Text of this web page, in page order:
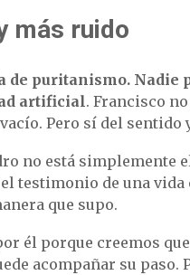
más ruido
de puritanismo. Nadie
artificial. Francisco
Pero sí del sentido
no está simplemente
el testimonio de una vida
que supo.
él porque creemos
acompañar su paso.